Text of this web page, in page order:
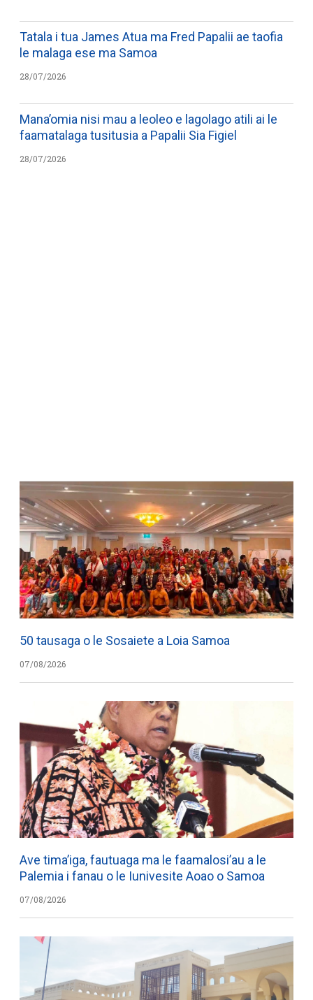
Tatala i tua James Atua ma Fred Papalii ae taofia
le malaga ese ma Samoa
28/07/2026
Mana’omia nisi mau a leoleo e lagolago atili ai le
faamatalaga tusitusia a Papalii Sia Figiel
28/07/2026
50 tausaga o le Sosaiete a Loia Samoa
07/08/2026
Ave tima’iga, fautuaga ma le faamalosi’au a le
Palemia i fanau o le Iunivesite Aoao o Samoa
07/08/2026